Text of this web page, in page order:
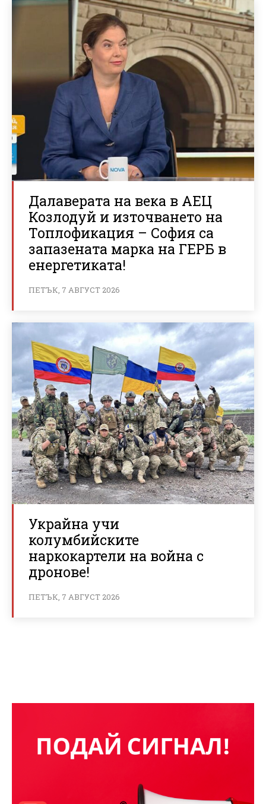
Далаверата на века в АЕЦ
Козлодуй и източването на
Топлофикация – София са
запазената марка на ГЕРБ в
енергетиката!
ПЕТЪК, 7 АВГУСТ 2026
Украйна учи
колумбийските
наркокартели на война с
дронове!
ПЕТЪК, 7 АВГУСТ 2026